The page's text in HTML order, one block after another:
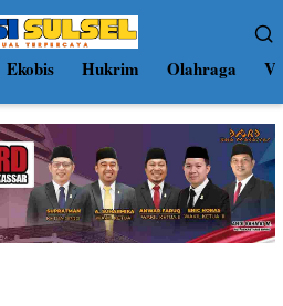
Ekobis Hukrim Olahraga